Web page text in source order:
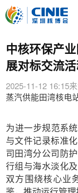
中核环保产
展对标交流
2025-11-12 16:15
蒸汽供能田湾核电
为进一步规范系
与文件记录标准
司田湾分公司防
行组与海水淡化
双方围绕核心业